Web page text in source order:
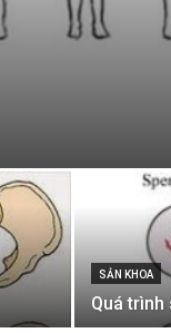
SẢN KHOA
Quá